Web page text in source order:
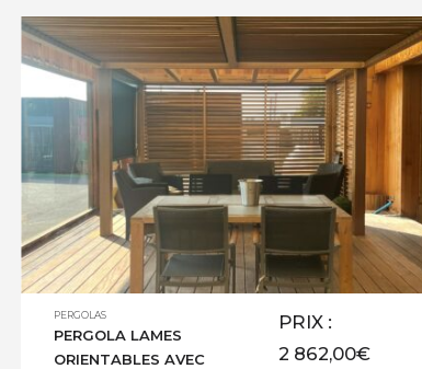
PERGOLAS
PERGOLA LAMES
ORIENTABLES AVEC
PRIX :
2 862,00€